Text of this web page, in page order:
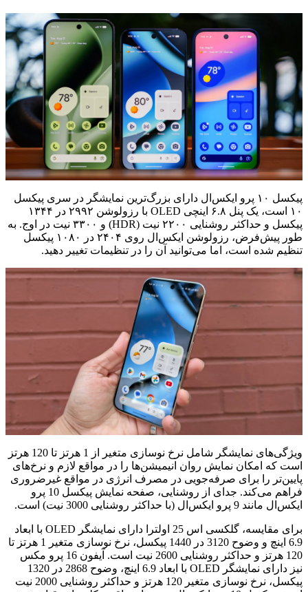
پیکسل ۱۰ پرو ایکس‌ال دارای بزرگ‌ترین نمایشگر در سری پیکسل
۱۰ است، یک پنل ۶.۸ اینچی OLED با رزولوشن ۲۹۹۲ در ۱۳۴۴
پیکسل و حداکثر روشنایی ۲۲۰۰ نیت (HDR) و ۳۳۰۰ نیت در اوج. به
طور پیش‌فرض، رزولوشن ایکس‌ال روی ۲۴۰۴ در ۱۰۸۰ پیکسل
تنظیم شده است، اما می‌توانید آن را در تنظیمات تغییر دهید.
ویژگی‌های نمایشگر شامل نرخ نوسازی متغیر از 1 هرتز تا 120 هرتز
است که امکان نمایش روان انیمیشن‌ها را در مواقع لازم و نرخ‌های
پایین‌تر را برای صرفه‌جویی در مصرف انرژی در مواقع غیرضروری
فراهم می‌کند. جدای از روشنایی، صفحه نمایش پیکسل 10 پرو
ایکس‌ال مانند 9 پرو ایکس‌ال (با حداکثر روشنایی 3000 نیت) است.
برای مقایسه، گلکسی اس 25 اولترا دارای نمایشگر OLED با ابعاد
6.9 اینچ و وضوح 3120 در 1440 پیکسل، نرخ نوسازی متغیر 1 هرتز تا
120 هرتز و حداکثر روشنایی 2600 نیت است. آیفون 16 پرو مکس
نیز دارای نمایشگر OLED با ابعاد 6.9 اینچ، وضوح 2868 در 1320
پیکسل، نرخ نوسازی متغیر 120 هرتز و حداکثر روشنایی 2000 نیت